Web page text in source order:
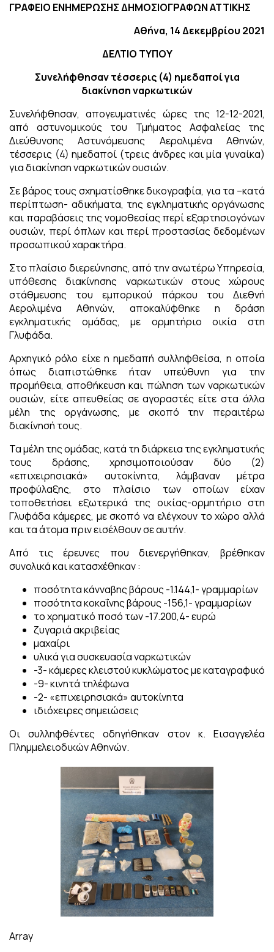
ΓΡΑΦΕΙΟ ΕΝΗΜΕΡΩΣΗΣ ΔΗΜΟΣΙΟΓΡΑΦΩΝ ΑΤΤΙΚΗΣ
Αθήνα, 14 Δεκεμβρίου 2021
ΔΕΛΤΙΟ ΤΥΠΟΥ
Συνελήφθησαν τέσσερις (4) ημεδαποί για
διακίνηση ναρκωτικών
Συνελήφθησαν, απογευματινές ώρες της 12-12-2021,
από αστυνομικούς του Τμήματος Ασφαλείας της
Διεύθυνσης Αστυνόμευσης Αερολιμένα Αθηνών,
τέσσερις (4) ημεδαποί (τρεις άνδρες και μία γυναίκα)
για διακίνηση ναρκωτικών ουσιών.
Σε βάρος τους σχηματίσθηκε δικογραφία, για τα –κατά
περίπτωση- αδικήματα, της εγκληματικής οργάνωσης
και παραβάσεις της νομοθεσίας περί εξαρτησιογόνων
ουσιών, περί όπλων και περί προστασίας δεδομένων
προσωπικού χαρακτήρα.
Στο πλαίσιο διερεύνησης, από την ανωτέρω Υπηρεσία,
υπόθεσης διακίνησης ναρκωτικών στους χώρους
στάθμευσης του εμπορικού πάρκου του Διεθνή
Αερολιμένα Αθηνών, αποκαλύφθηκε η δράση
εγκληματικής ομάδας, με ορμητήριο οικία στη
Γλυφάδα.
Αρχηγικό ρόλο είχε η ημεδαπή συλληφθείσα, η οποία
όπως διαπιστώθηκε ήταν υπεύθυνη για την
προμήθεια, αποθήκευση και πώληση των ναρκωτικών
ουσιών, είτε απευθείας σε αγοραστές είτε στα άλλα
μέλη της οργάνωσης, με σκοπό την περαιτέρω
διακίνησή τους.
Τα μέλη της ομάδας, κατά τη διάρκεια της εγκληματικής
τους δράσης, χρησιμοποιούσαν δύο (2)
«επιχειρησιακά» αυτοκίνητα, λάμβαναν μέτρα
προφύλαξης, στο πλαίσιο των οποίων είχαν
τοποθετήσει εξωτερικά της οικίας-ορμητήριο στη
Γλυφάδα κάμερες, με σκοπό να ελέγχουν το χώρο αλλά
και τα άτομα πριν εισέλθουν σε αυτήν.
Από τις έρευνες που διενεργήθηκαν, βρέθηκαν
συνολικά και κατασχέθηκαν :
ποσότητα κάνναβης βάρους -1.144,1- γραμμαρίων
ποσότητα κοκαΐνης βάρους -156,1- γραμμαρίων
το χρηματικό ποσό των -17.200,4- ευρώ
ζυγαριά ακριβείας
μαχαίρι
υλικά για συσκευασία ναρκωτικών
-3- κάμερες κλειστού κυκλώματος με καταγραφικό
-9- κινητά τηλέφωνα
-2- «επιχειρησιακά» αυτοκίνητα
ιδιόχειρες σημειώσεις
Οι συλληφθέντες οδηγήθηκαν στον κ. Εισαγγελέα
Πλημμελειοδικών Αθηνών.
Array